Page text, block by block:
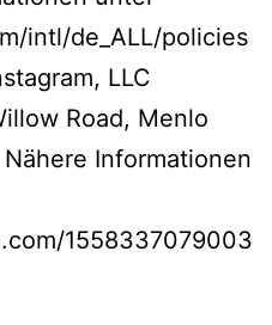
intl/de_ALL/policies
LLC
Road, Menlo
Informationen
1558337079003